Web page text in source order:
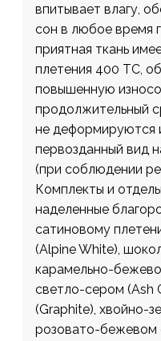
впитывает влагу,
сон в любое время
приятная ткань
плетения 400 ТС,
повышенную
продолжительный
не деформируются
первозданный вид
(при соблюдении
Комплекты и
наделенные
сатиновому
(Alpine White),
карамельно-
светло-сером (Ash
(Graphite), хвойно-
розовато-